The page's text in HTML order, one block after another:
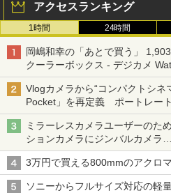
アクセスランキング
1時間 24時間
岡嶋和幸の「あとで買う」
クーラーボックス - デジカメ
Vlogカメラから“コンパクトシ
Pocket」を再定義 ポートレー
ミラーレスカメラユーザーの
ションカメラにジンバルカメラ
3万円で買える800mmのアクロ
ソニーからフルサイズ対応の軽